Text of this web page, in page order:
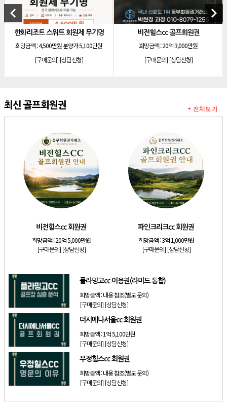
[리조트]한화리조트 스위트 회원제 무기명
[리조트]소노 이그젝큐티브 회원제 무기명
[리조트] 소노호텔앤리조트 로얄 회원제 기명
[리조트] 소노호텔앤리조트 골드 등기 기명
[리조트]소노호텔앤리조트 스위트 등기 무기명
소노호텔앤리조트 스위트 등기 기명
소노호텔앤리조트 이그제큐티브 무기명 회원제
아시아나cc 회원권
[골프]발리오스cc 회원권 종류
소노호텔앤리조트 패밀리 등기 무기명
파인크리크cc 회원권
소노호텔앤리조트 패밀리 회원권
keyboard_arrow_left
리조트 스위트 회원제 무기명
금액 :4,500만원 분양가 5,100만원
[구매문의][상담신청]
비전힐스cc 골프회원권
희망금액 :20억 3,000만원
[구매문의][상담신청]
keyboard_arrow_right
최신 골프회원권
비전힐스cc 회원권
희망금액 :20억 5,000만원
[구매문의] [상담신청]
파인크리크cc 회원권
희망금액 :3억 1,000만원
[구매문의] [상담신청]
플라밍고cc 이용권(라미드 통합)
희망금액 :내용 참조(별도 문의)
[구매문의] [상담신청]
더시에나서울cc 회원권
희망금액 :1억 5,100만원
[구매문의] [상담신청]
우정힐스cc 회원권
희망금액 :내용 참조(별도 문의)
[구매문의] [상담신청]
+ 전체보기